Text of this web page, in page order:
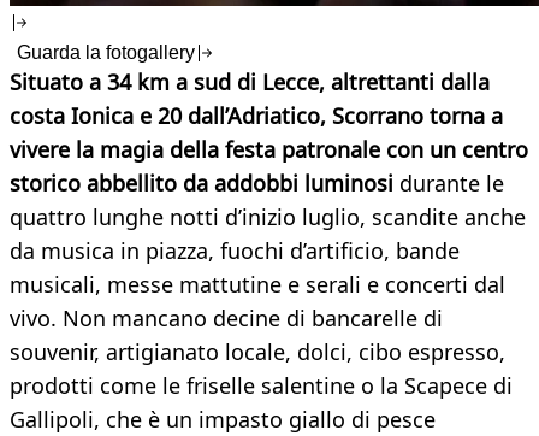
Guarda la fotogallery
Situato a 34 km a sud di Lecce, altrettanti dalla
costa Ionica e 20 dall’Adriatico, Scorrano torna a
vivere la magia della festa patronale con un centro
storico abbellito da addobbi luminosi durante le
quattro lunghe notti d’inizio luglio, scandite anche
da musica in piazza, fuochi d’artificio, bande
musicali, messe mattutine e serali e concerti dal
vivo. Non mancano decine di bancarelle di
souvenir, artigianato locale, dolci, cibo espresso,
prodotti come le friselle salentine o la Scapece di
Gallipoli, che è un impasto giallo di pesce